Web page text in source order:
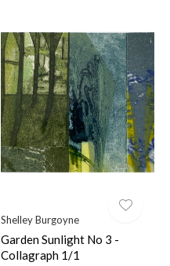
Shelley Burgoyne
Garden Sunlight No 3 -
Collagraph 1/1